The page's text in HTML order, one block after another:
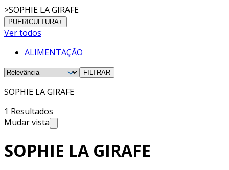
>SOPHIE LA GIRAFE
PUERICULTURA+
Ver todos
ALIMENTAÇÃO
FILTRAR
SOPHIE LA GIRAFE
1 Resultados
Mudar vista
SOPHIE LA GIRAFE